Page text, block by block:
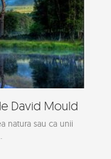
David Mould
natura sau ca unii